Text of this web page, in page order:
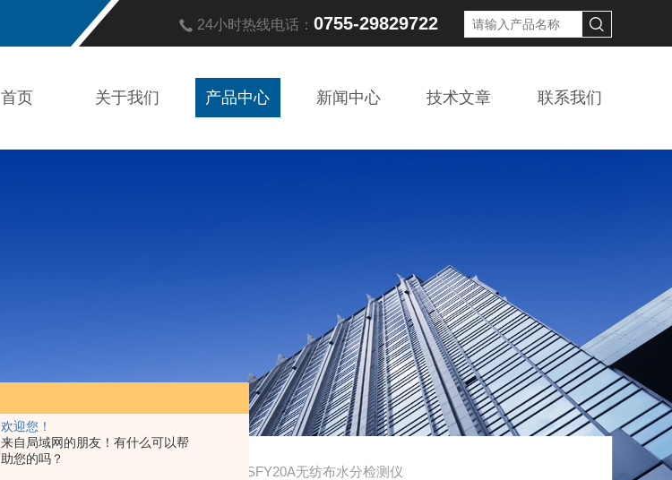
欢迎您！
来自局域网的朋友！有什么可以帮
助您的吗？
24小时热线电话： 0755-29829722
首页 关于我们 产品中心 新闻中心 技术文章 联系我们
/ SFY20A无纺布水分检测仪